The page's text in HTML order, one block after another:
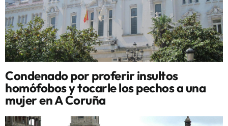
Condenado por proferir insultos
homófobos y tocarle los pechos a una
mujer en A Coruña